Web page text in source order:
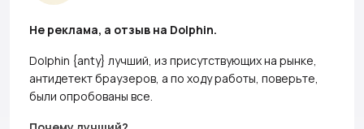
Не реклама, а отзыв на Dolphin.
Dolphin {anty} лучший, из присутствующих на рынке,
антидетект браузеров, а по ходу работы, поверьте,
были опробованы все.